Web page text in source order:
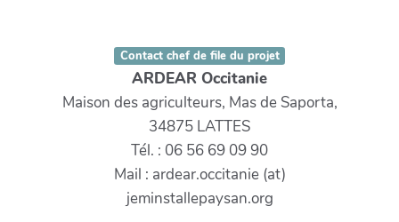
Contact chef de file du projet
ARDEAR Occitanie
Maison des agriculteurs, Mas de Saporta,
34875 LATTES
Tél. : 06 56 69 09 90
Mail : ardear.occitanie (at)
jeminstallepaysan.org